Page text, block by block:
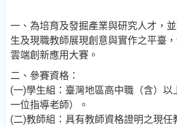
一、為培育及發掘產業與研究人才，
生及現職教師展現創意與實作之平臺
雲端創新應用大賽。
二、參賽資格：
(一)學生組：臺灣地區高中職（含）以
一位指導老師）。
(二)教師組：具有教師資格證明之現